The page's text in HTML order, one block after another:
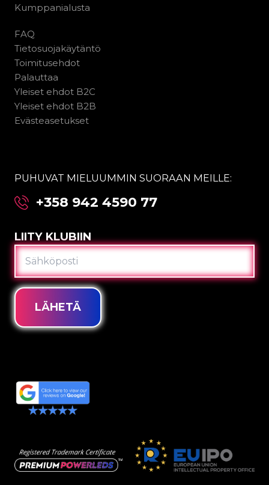
Kumppanialusta
FAQ
Tietosuojakäytäntö
Toimitusehdot
Palauttaa
Yleiset ehdot B2C
Yleiset ehdot B2B
Evästeasetukset
PUHUVAT MIELUUMMIN SUORAAN MEILLE:
+358 942 4590 77
LIITY KLUBIIN
SÄHKÖPOSTI
LÄHETÄ